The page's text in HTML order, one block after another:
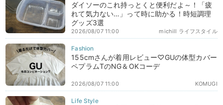
ダイソーのこれ持っとくと便利だよ～！「疲
れて気力ない…」って時に助かる！時短調理
グッズ3選
michill ライフスタイル
2026/08/07 11:00
155cmさんが着用レビュー♡GUの体型カバー
ペプラムTのNG＆OKコーデ
KOMUGI
2026/08/07 11:00